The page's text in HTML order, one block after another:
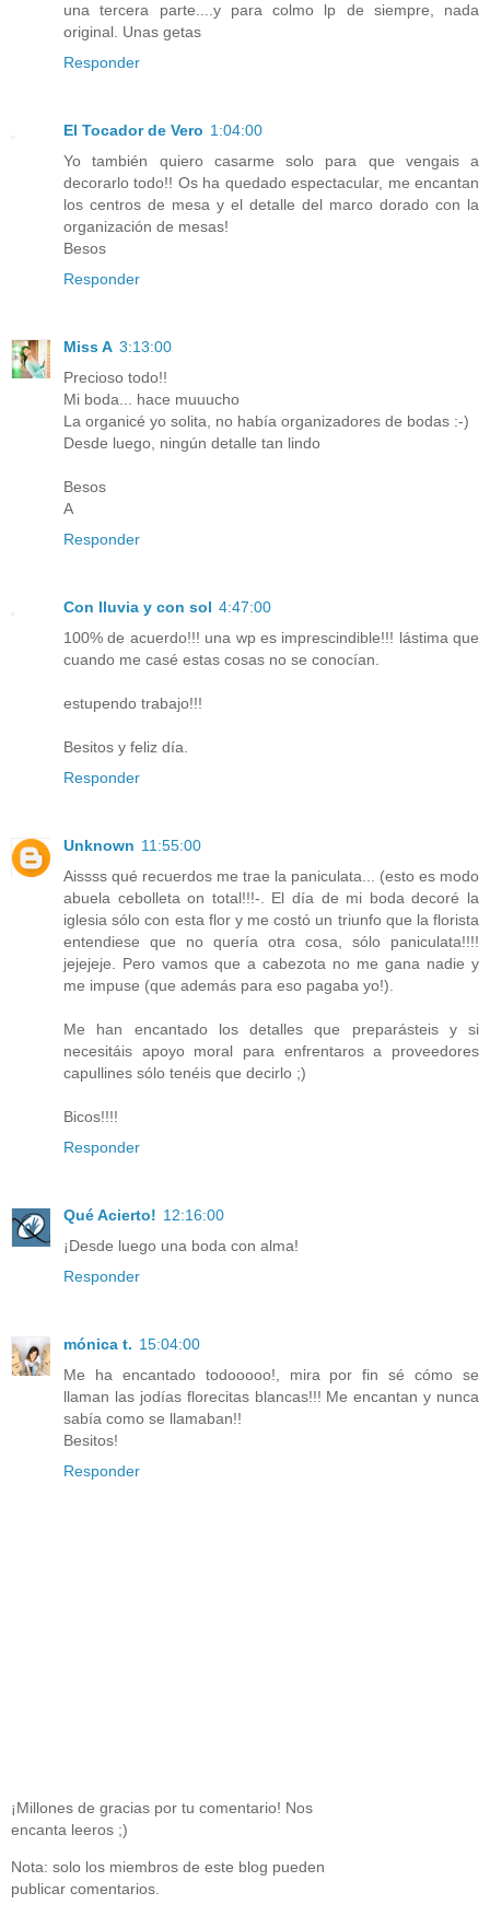
una tercera parte....y para colmo lp de siempre, nada
original. Unas getas
Responder
El Tocador de Vero 1:04:00
Yo también quiero casarme solo para que vengais a
decorarlo todo!! Os ha quedado espectacular, me encantan
los centros de mesa y el detalle del marco dorado con la
organización de mesas!
Besos
Responder
Miss A 3:13:00
Precioso todo!!
Mi boda... hace muuucho
La organicé yo solita, no había organizadores de bodas :-)
Desde luego, ningún detalle tan lindo
Besos
A
Responder
Con lluvia y con sol 4:47:00
100% de acuerdo!!! una wp es imprescindible!!! lástima que
cuando me casé estas cosas no se conocían.
estupendo trabajo!!!
Besitos y feliz día.
Responder
Unknown 11:55:00
Aissss qué recuerdos me trae la paniculata... (esto es modo
abuela cebolleta on total!!!-. El día de mi boda decoré la
iglesia sólo con esta flor y me costó un triunfo que la florista
entendiese que no quería otra cosa, sólo paniculata!!!!
jejejeje. Pero vamos que a cabezota no me gana nadie y
me impuse (que además para eso pagaba yo!).
Me han encantado los detalles que preparásteis y si
necesitáis apoyo moral para enfrentaros a proveedores
capullines sólo tenéis que decirlo ;)
Bicos!!!!
Responder
Qué Acierto! 12:16:00
¡Desde luego una boda con alma!
Responder
mónica t. 15:04:00
Me ha encantado todooooo!, mira por fin sé cómo se
llaman las jodías florecitas blancas!!! Me encantan y nunca
sabía como se llamaban!!
Besitos!
Responder
¡Millones de gracias por tu comentario! Nos
encanta leeros ;)
Nota: solo los miembros de este blog pueden
publicar comentarios.